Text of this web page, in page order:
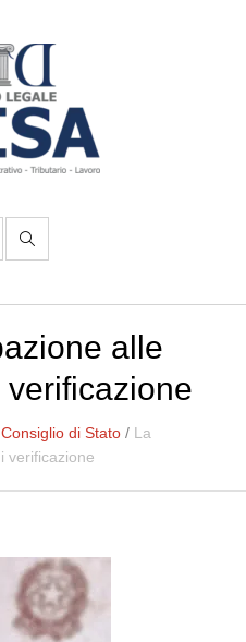
alle
Consiglio di Stato / La
verificazione